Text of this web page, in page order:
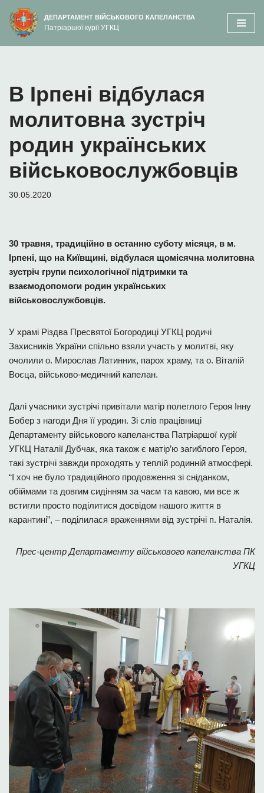
вмісту
Перейти
до
ДЕПАРТАМЕНТ ВІЙСЬКОВОГО КАПЕЛАНСТВА
Патріаршої курії УГКЦ
В Ірпені відбулася
молитовна зустріч
родин українських
військовослужбовців
30.05.2020
30 травня, традиційно в останню суботу місяця, в м.
Ірпені, що на Київщині, відбулася щомісячна молитовна
зустріч групи психологічної підтримки та
взаємодопомоги родин українських
військовослужбовців.
У храмі Різдва Пресвятої Богородиці УГКЦ родичі
Захисників України спільно взяли участь у молитві, яку
очолили о. Мирослав Латинник, парох храму, та о. Віталій
Воєца, військово-медичний капелан.
Далі учасники зустрічі привітали матір полеглого Героя Інну
Бобер з нагоди Дня її уродин. Зі слів працівниці
Департаменту військового капеланства Патріаршої курії
УГКЦ Наталії Дубчак, яка також є матір’ю загиблого Героя,
такі зустрічі завжди проходять у теплій родинній атмосфері.
“І хоч не було традиційного продовження зі сніданком,
обіймами та довгим сидінням за чаєм та кавою, ми все ж
встигли просто поділитися досвідом нашого життя в
карантині”, – поділилася враженнями від зустрічі п. Наталія.
Прес-центр Департаменту військового капеланства ПК
УГКЦ